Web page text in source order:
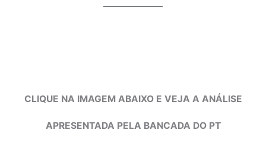
CLIQUE NA IMAGEM ABAIXO E VEJA A ANÁLISE
APRESENTADA PELA BANCADA DO PT